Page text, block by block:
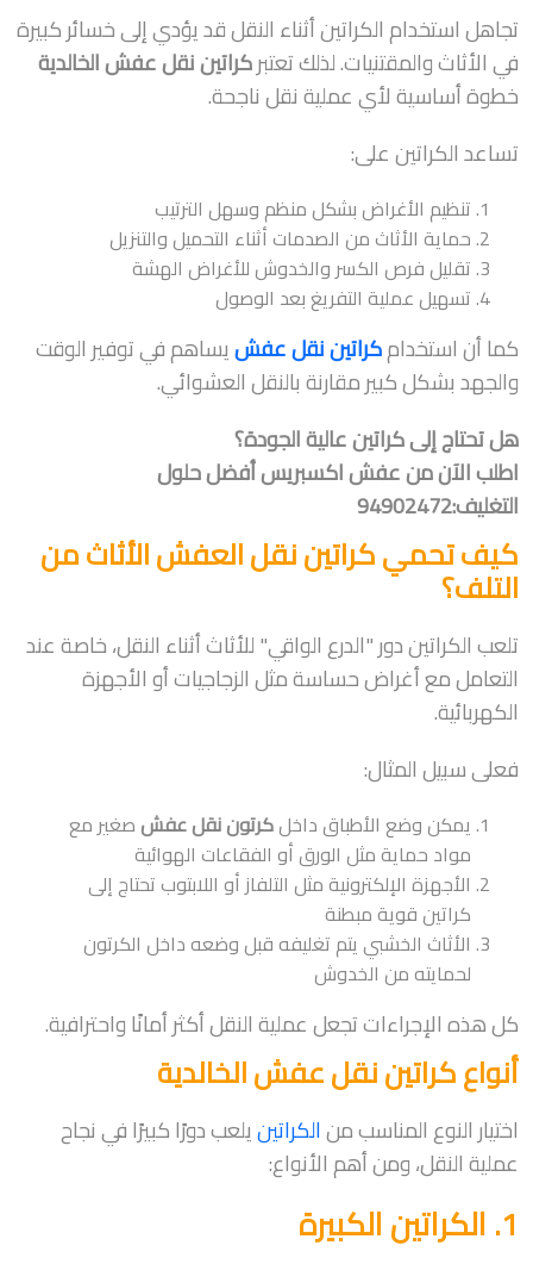
تجاهل استخدام الكراتين أثناء النقل قد يؤدي إلى خسائر كبيرة
في الأثاث والمقتنيات. لذلك تعتبركراتين نقل عفش الخالدية
خطوة أساسية لأي عملية نقل ناجحة.
تساعد الكراتين على:
تنظيم الأغراض بشكل منظم وسهل الترتيب
حماية الأثاث من الصدمات أثناء التحميل والتنزيل
تقليل فرص الكسر والخدوش للأغراض الهشة
تسهيل عملية التفريغ بعد الوصول
كما أن استخدامكراتين نقل عفشيساهم في توفير الوقت
والجهد بشكل كبير مقارنة بالنقل العشوائي.
هل تحتاج إلى كراتين عالية الجودة؟
اطلب الآن من عفش اكسبريس أفضل حلول
التغليف:94902472
كيف تحمي كراتين نقل العفش الأثاث من
التلف؟
تلعب الكراتين دور "الدرع الواقي" للأثاث أثناء النقل، خاصة عند
التعامل مع أغراض حساسة مثل الزجاجيات أو الأجهزة
الكهربائية.
فعلى سبيل المثال:
يمكن وضع الأطباق داخلكرتون نقل عفشصغير مع
مواد حماية مثل الورق أو الفقاعات الهوائية
الأجهزة الإلكترونية مثل التلفاز أو اللابتوب تحتاج إلى
كراتين قوية مبطنة
الأثاث الخشبي يتم تغليفه قبل وضعه داخل الكرتون
لحمايته من الخدوش
كل هذه الإجراءات تجعل عملية النقل أكثر أمانًا واحترافية.
أنواع كراتين نقل عفش الخالدية
اختيار النوع المناسب منالكراتينيلعب دورًا كبيرًا في نجاح
عملية النقل، ومن أهم الأنواع:
1. الكراتين الكبيرة